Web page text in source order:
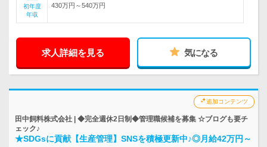
初年度
年収
430万円～540万円
求人詳細を見る 気になる
追加コンテンツ
田中飼料株式会社 | ◆完全週休2日制◆管理職候補を募集 ☆ブログも要チ
ェック♪
★SDGsに貢献【生産管理】SNSを積極更新中♪◎月給42万円～